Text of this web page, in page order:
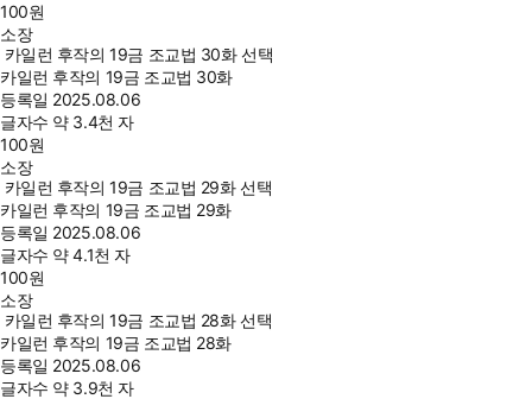
100원
소장
카일런 후작의 19금 조교법 30화 선택
카일런 후작의 19금 조교법 30화
등록일 2025.08.06
글자수 약 3.4천 자
100원
소장
카일런 후작의 19금 조교법 29화 선택
카일런 후작의 19금 조교법 29화
등록일 2025.08.06
글자수 약 4.1천 자
100원
소장
카일런 후작의 19금 조교법 28화 선택
카일런 후작의 19금 조교법 28화
등록일 2025.08.06
글자수 약 3.9천 자